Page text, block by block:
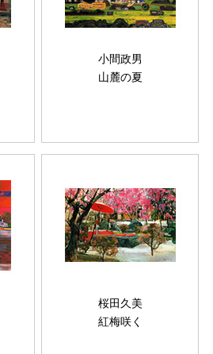
小間政男
山麓の夏
桜田久美
紅梅咲く